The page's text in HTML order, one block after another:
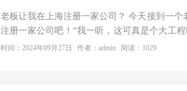
老板让我在上海注册一家公司？ 今天接到一
注册一家公司吧！”我一听，这可真是个大工
非常了解工商注册、节税优化、记账报税及
时间：2024年09月27日 作者：admin 阅读：1029